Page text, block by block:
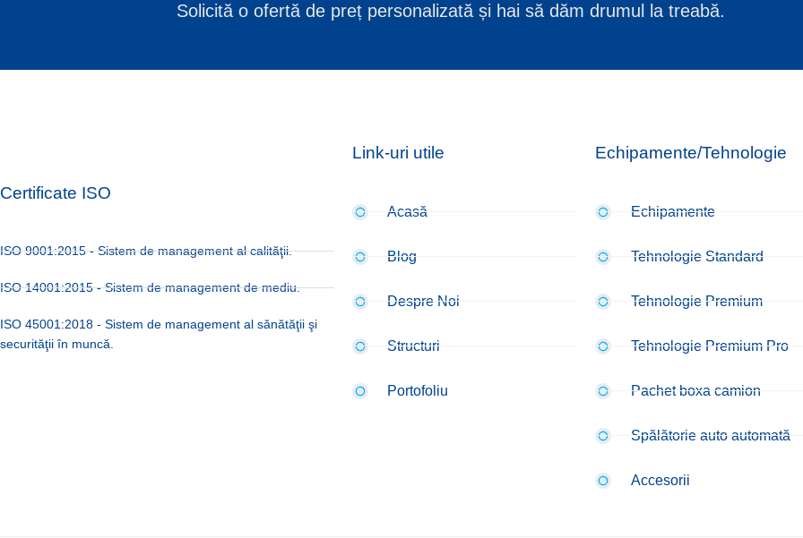
Solicită o ofertă de preț personalizată și hai să dăm drumul la treabă.
Certificate ISO
ISO 9001:2015 - Sistem de management al calităţii.
ISO 14001:2015 - Sistem de management de mediu.
ISO 45001:2018 - Sistem de management al sănătăţii şi
securităţii în muncă.
Link-uri utile
Acasă
Blog
Despre Noi
Structuri
Portofoliu
Echipamente/Tehnologie
Echipamente
Tehnologie Standard
Tehnologie Premium
Tehnologie Premium Pro
Pachet boxa camion
Spălătorie auto automată
Accesorii